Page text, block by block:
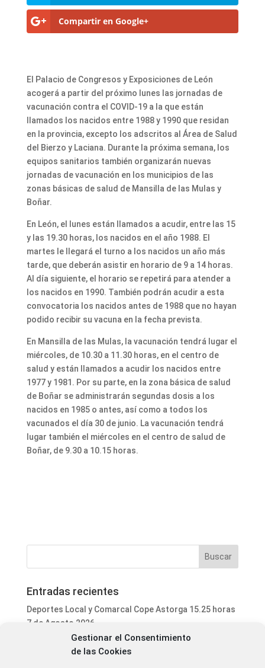
Gestionar el Consentimiento
de las Cookies
Compartir en Google+
El Palacio de Congresos y Exposiciones de León
acogerá a partir del próximo lunes las jornadas de
vacunación contra el COVID-19 a la que están
llamados los nacidos entre 1988 y 1990 que residan
en la provincia, excepto los adscritos al Área de Salud
del Bierzo y Laciana. Durante la próxima semana, los
equipos sanitarios también organizarán nuevas
jornadas de vacunación en los municipios de las
zonas básicas de salud de Mansilla de las Mulas y
Boñar.
En León, el lunes están llamados a acudir, entre las 15
y las 19.30 horas, los nacidos en el año 1988. El
martes le llegará el turno a los nacidos un año más
tarde, que deberán asistir en horario de 9 a 14 horas.
Al día siguiente, el horario se repetirá para atender a
los nacidos en 1990. También podrán acudir a esta
convocatoria los nacidos antes de 1988 que no hayan
podido recibir su vacuna en la fecha prevista.
En Mansilla de las Mulas, la vacunación tendrá lugar el
miércoles, de 10.30 a 11.30 horas, en el centro de
salud y están llamados a acudir los nacidos entre
1977 y 1981. Por su parte, en la zona básica de salud
de Boñar se administrarán segundas dosis a los
nacidos en 1985 o antes, así como a todos los
vacunados el día 30 de junio. La vacunación tendrá
lugar también el miércoles en el centro de salud de
Boñar, de 9.30 a 10.15 horas.
Entradas recientes
Deportes Local y Comarcal Cope Astorga 15.25 horas
7 de Agosto 2026
Informativo Mediodía Cope Astorga 14.20 horas 7 de
Agosto 2026